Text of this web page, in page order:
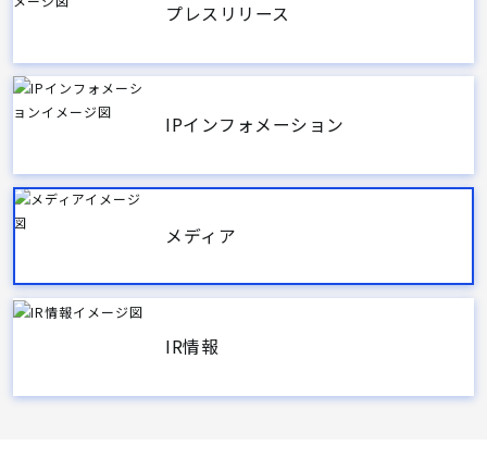
プレスリリース
IPインフォメーション
メディア
IR情報